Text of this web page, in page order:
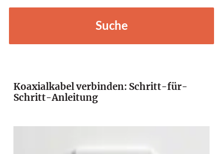
Suche
Koaxialkabel verbinden: Schritt-für-
Schritt-Anleitung